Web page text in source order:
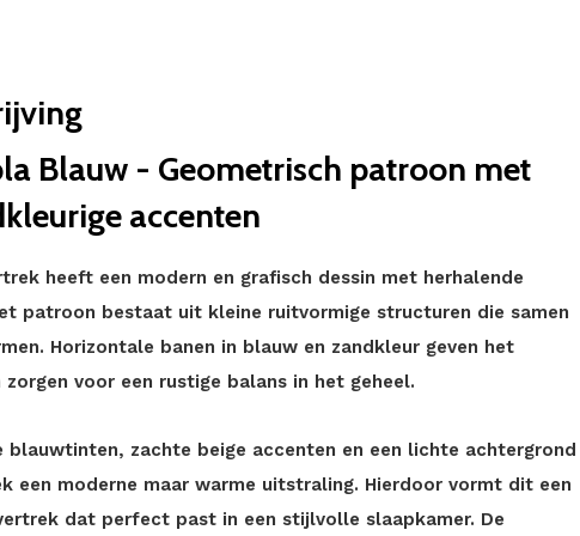
Blauw - Geometrisch patroon met
accenten
heeft een modern en grafisch dessin met herhalende
patroon bestaat uit kleine ruitvormige structuren die samen
Horizontale banen in blauw en zandkleur geven het
voor een rustige balans in het geheel.
blauwtinten, zachte beige accenten en een lichte achtergrond
een moderne maar warme uitstraling. Hierdoor vormt dit een
dat perfect past in een stijlvolle slaapkamer. De